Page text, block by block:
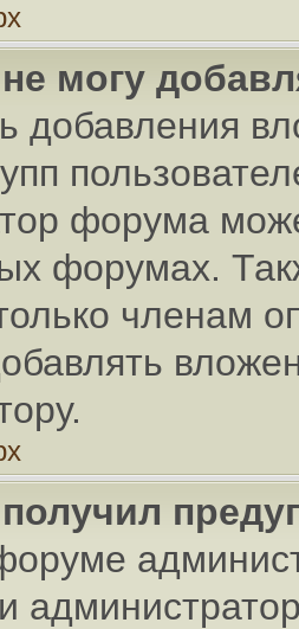
могу
добавления
форума
форумах.
членам